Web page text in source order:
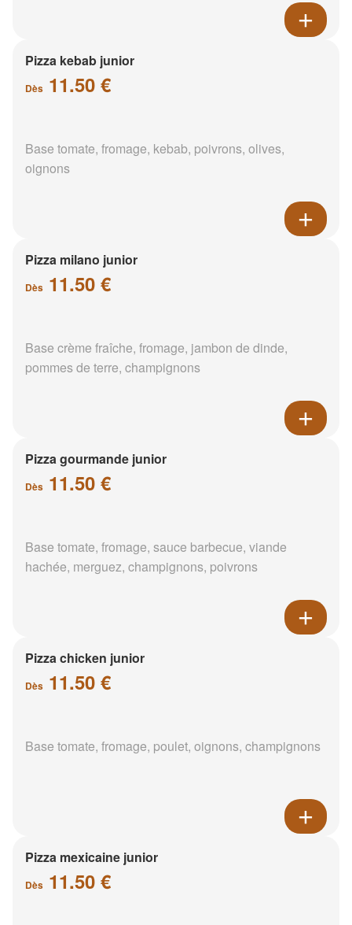
Pizza kebab junior
Dès 11.50 €
Base tomate, fromage, kebab, poivrons, olives,
oignons
Pizza milano junior
Dès 11.50 €
Base crème fraîche, fromage, jambon de dinde,
pommes de terre, champignons
Pizza gourmande junior
Dès 11.50 €
Base tomate, fromage, sauce barbecue, viande
hachée, merguez, champignons, poivrons
Pizza chicken junior
Dès 11.50 €
Base tomate, fromage, poulet, oignons, champignons
Pizza mexicaine junior
Dès 11.50 €